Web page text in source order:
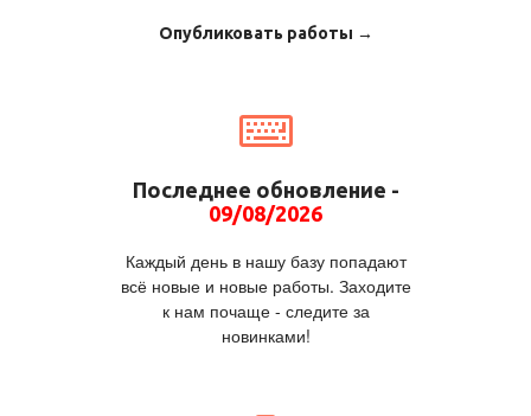
Опубликовать работы →
Последнее обновление -
09/08/2026
Каждый день в нашу базу попадают
всё новые и новые работы. Заходите
к нам почаще - следите за
новинками!